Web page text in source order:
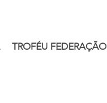
TROFÉU FEDERAÇÃO